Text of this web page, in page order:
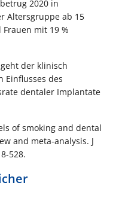
2020 in
Altersgruppe ab 15
mit 19 %
geht der klinisch
Einflusses des
dentaler Implantate
of smoking and dental
and meta-analysis. J
528.